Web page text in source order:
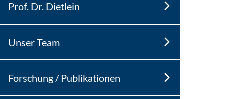
Prof. Dr. Dietlein
Unser Team
Forschung / Publikationen